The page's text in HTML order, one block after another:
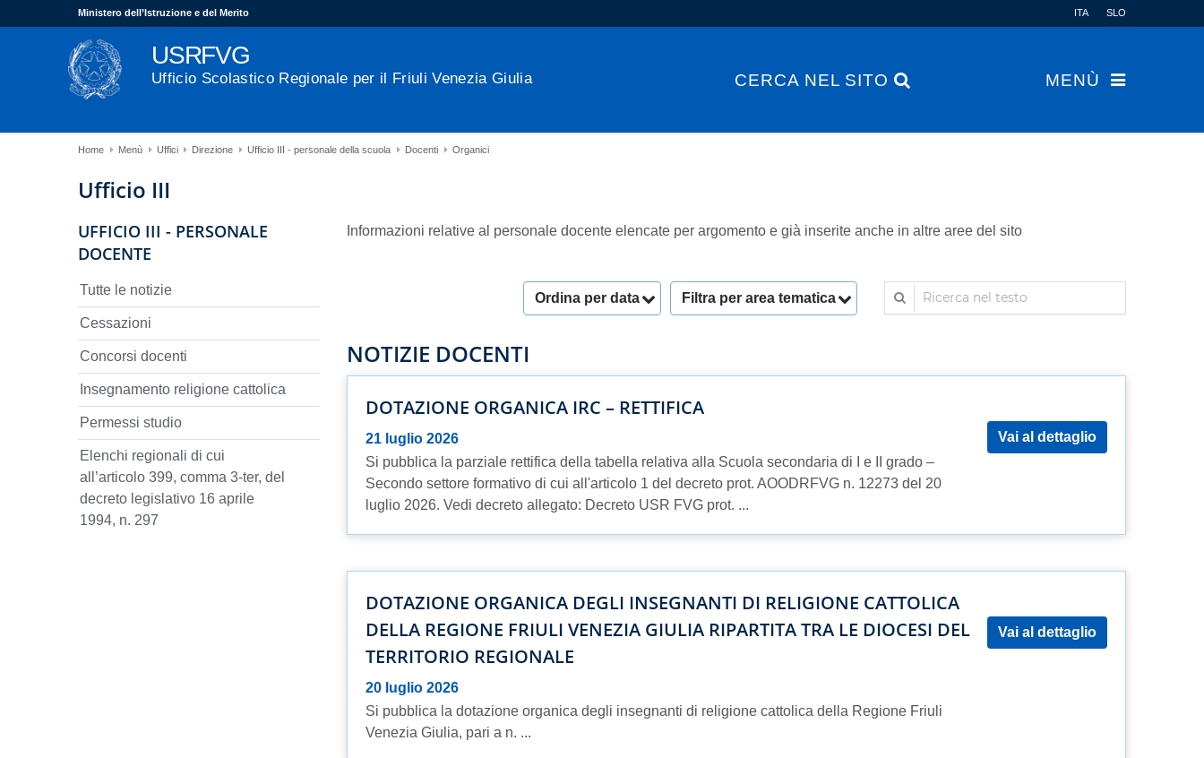
Ministero dell’Istruzione e del Merito ITA SLO
USRFVG
Ufficio Scolastico Regionale per il Friuli Venezia Giulia CERCA NEL SITO MENÙ
Home Menù Uffici Direzione Ufficio III - personale della scuola Docenti Organici
Ufficio III
Informazioni relative al personale docente elencate per argomento e già inserite anche in altre aree del sito
Ordina per data Filtra per area tematica
Ricerca nel testo
NOTIZIE DOCENTI
DOTAZIONE ORGANICA IRC – RETTIFICA
21 luglio 2026
Si pubblica la parziale rettifica della tabella relativa alla Scuola secondaria di I e II grado –
Secondo settore formativo di cui all'articolo 1 del decreto prot. AOODRFVG n. 12273 del 20
luglio 2026. Vedi decreto allegato: Decreto USR FVG prot. ...
Vai al dettaglio
DOTAZIONE ORGANICA DEGLI INSEGNANTI DI RELIGIONE CATTOLICA
DELLA REGIONE FRIULI VENEZIA GIULIA RIPARTITA TRA LE DIOCESI DEL
TERRITORIO REGIONALE
20 luglio 2026
Si pubblica la dotazione organica degli insegnanti di religione cattolica della Regione Friuli
Venezia Giulia, pari a n. ...
Vai al dettaglio
UFFICIO III - PERSONALE
DOCENTE
Tutte le notizie
Cessazioni
Concorsi docenti
Insegnamento religione cattolica
Permessi studio
Elenchi regionali di cui
all’articolo 399, comma 3-ter, del
decreto legislativo 16 aprile
1994, n. 297